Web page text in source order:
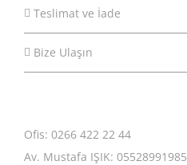
Teslimat ve İade
Bize Ulaşın
Ofis: 0266 422 22 44
Av. Mustafa IŞIK: 05528991985